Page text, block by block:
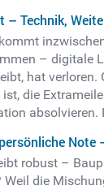
– Technik,
– digitale
hat
ist, die
absolvieren.
robust –
Weil die